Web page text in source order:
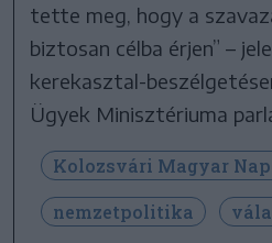
tette meg, hogy a
biztosan célba érjen” –
kerekasztal-
Ügyek Minisztériuma
Kolozsvári Magyar
nemzetpolitika